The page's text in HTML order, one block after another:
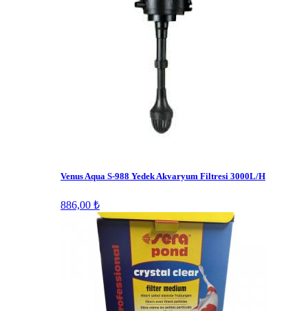
Venus Aqua S-988 Yedek Akvaryum Filtresi 3000L/H
886,00 ₺